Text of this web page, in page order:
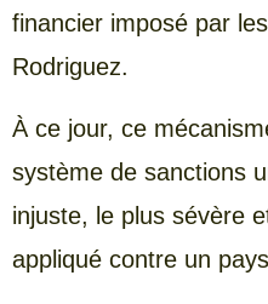
financier imposé par
Rodriguez.
À ce jour, ce
système de sanctions
injuste, le plus sévère
appliqué contre un